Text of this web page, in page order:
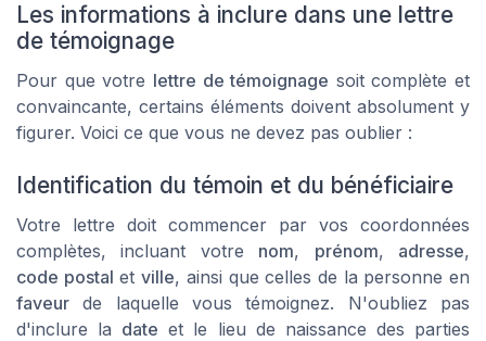
Les informations à inclure dans une lettre
de témoignage
Pour que votre lettre de témoignage soit complète et
convaincante, certains éléments doivent absolument y
figurer. Voici ce que vous ne devez pas oublier :
Identification du témoin et du bénéficiaire
Votre lettre doit commencer par vos coordonnées
complètes, incluant votre nom, prénom, adresse,
code postal etville, ainsi que celles de la personne en
faveur de laquelle vous témoignez. N'oubliez pas
d'inclure la date et le lieu de naissance des parties